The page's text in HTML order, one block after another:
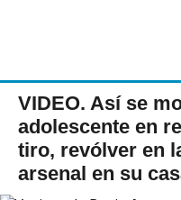
VIDEO. Así se
adolescente en
tiro, revólver en
arsenal en su